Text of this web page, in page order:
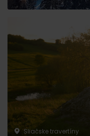
Sliačske travertíny